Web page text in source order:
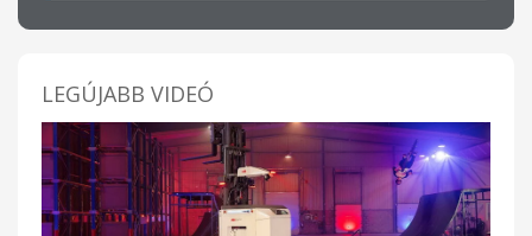
LEGÚJABB VIDEÓ